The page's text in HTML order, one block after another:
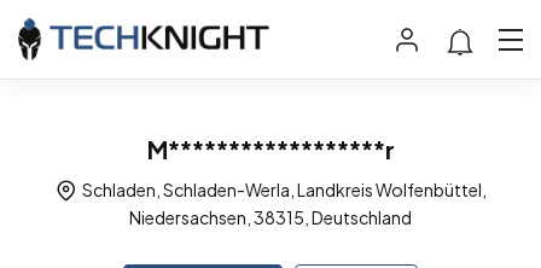
M******************r
Schladen, Schladen-Werla, Landkreis Wolfenbüttel,
Niedersachsen, 38315, Deutschland